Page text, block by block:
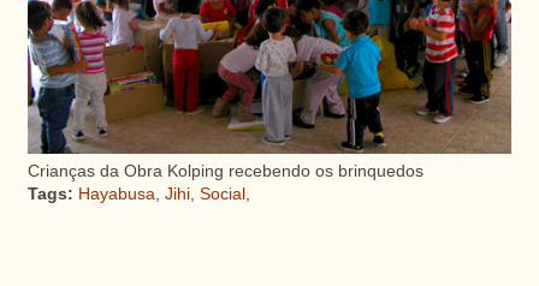
Crianças da Obra Kolping recebendo os brinquedos
Tags: Hayabusa Jihi, Social